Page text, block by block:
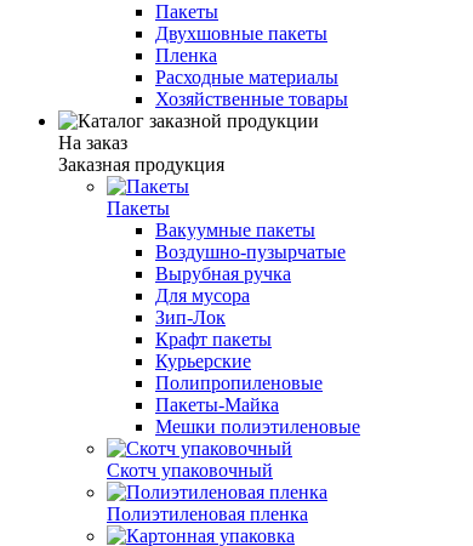
Пакеты
Двухшовные пакеты
Пленка
Расходные материалы
Хозяйственные товары
На заказ
Заказная продукция
Пакеты
Вакуумные пакеты
Воздушно-пузырчатые
Вырубная ручка
Для мусора
Зип-Лок
Крафт пакеты
Курьерские
Полипропиленовые
Пакеты-Майка
Мешки полиэтиленовые
Скотч упаковочный
Полиэтиленовая пленка